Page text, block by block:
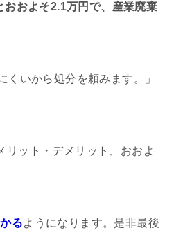
およそ2.1万円で、産業廃棄
いから処分を頼みます。」
リット・デメリット、おおよ
るようになります。是非最後